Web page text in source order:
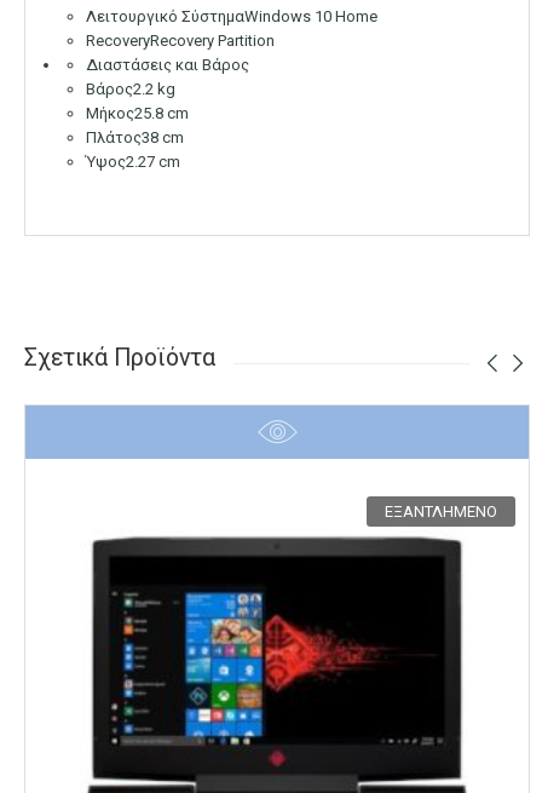
Λειτουργικό ΣύστημαWindows 10 Home
RecoveryRecovery Partition
Διαστάσεις και Βάρος
Βάρος2.2 kg
Μήκος25.8 cm
Πλάτος38 cm
Ύψος2.27 cm
Σχετικά Προϊόντα
ΕΞΑΝΤΛΗΜΈΝΟ